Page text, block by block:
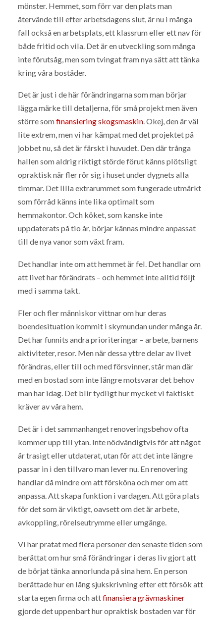
mönster. Hemmet, som förr var den plats man
återvände till efter arbetsdagens slut, är nu i många
fall också en arbetsplats, ett klassrum eller ett nav för
både fritid och vila. Det är en utveckling som många
inte förutsåg, men som tvingat fram nya sätt att tänka
kring våra bostäder.
Det är just i de här förändringarna som man börjar
lägga märke till detaljerna, för små projekt men även
större somfinansiering skogsmaskin. Okej, den är väl
lite extrem, men vi har kämpat med det projektet på
jobbet nu, så det är färskt i huvudet. Den där trånga
hallen som aldrig riktigt störde förut känns plötsligt
opraktisk när fler rör sig i huset under dygnets alla
timmar. Det lilla extrarummet som fungerade utmärkt
som förråd känns inte lika optimalt som
hemmakontor. Och köket, som kanske inte
uppdaterats på tio år, börjar kännas mindre anpassat
till de nya vanor som växt fram.
Det handlar inte om att hemmet är fel. Det handlar om
att livet har förändrats – och hemmet inte alltid följt
med i samma takt.
Fler och fler människor vittnar om hur deras
boendesituation kommit i skymundan under många år.
Det har funnits andra prioriteringar – arbete, barnens
aktiviteter, resor. Men när dessa yttre delar av livet
förändras, eller till och med försvinner, står man där
med en bostad som inte längre motsvarar det behov
man har idag. Det blir tydligt hur mycket vi faktiskt
kräver av våra hem.
Det är i det sammanhanget renoveringsbehov ofta
kommer upp till ytan. Inte nödvändigtvis för att något
är trasigt eller utdaterat, utan för att det inte längre
passar in i den tillvaro man lever nu. En renovering
handlar då mindre om att försköna och mer om att
anpassa. Att skapa funktion i vardagen. Att göra plats
för det som är viktigt, oavsett om det är arbete,
avkoppling, rörelseutrymme eller umgänge.
Vi har pratat med flera personer den senaste tiden som
berättat om hur små förändringar i deras liv gjort att
de börjat tänka annorlunda på sina hem. En person
berättade hur en lång sjukskrivning efter ett försök att
starta egen firma och attfinansiera grävmaskiner
gjorde det uppenbart hur opraktisk bostaden var för